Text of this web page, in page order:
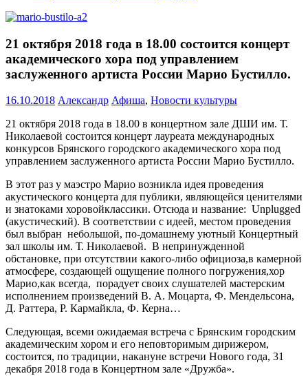
21 октября 2018 года в 18.00 состоится концерт
академического хора под управлением
заслуженного артиста России Марио Бустилло.
16.10.2018 Александр Афиша, Новости культуры
21 октября 2018 года в 18.00 в концертном зале ДШИ им. Т.
Николаевой состоится концерт лауреата международных
конкурсов Брянского городского академического хора под
управлением заслуженного артиста России Марио Бустилло.
В этот раз у маэстро Марио возникла идея проведения
акустического концерта для публики, являющейся ценителями
и знатоками хоровойклассики. Отсюда и название: Unplugged
(акустический). В соответствии с идеей, местом проведения
был выбран небольшой, по-домашнему уютный Концертный
зал школы им. Т. Николаевой. В непринужденной
обстановке, при отсутствии какого-либо официоза,в камерной
атмосфере, создающей ощущение полного погружения,хор
Марио,как всегда, порадует своих слушателей мастерским
исполнением произведений В. А. Моцарта, Ф. Мендельсона,
Д. Раттера, Р. Кармайкла, Ф. Керна…
Следующая, всеми ожидаемая встреча с Брянским городским
академическим хором и его неповторимым дирижером,
состоится, по традиции, накануне встречи Нового года, 31
декабря 2018 года в Концертном зале «Дружба».